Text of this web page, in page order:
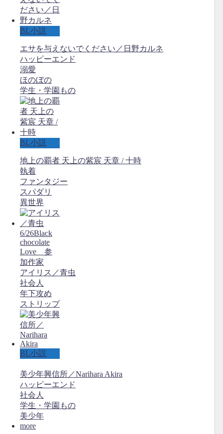
BL小説
エサを与えないでください／日野カルネ
ハッピーエンド
溺愛
ほのぼの
学生・学園もの
BL小説
地上の覇者 天上の紫宸 天章 / 十時
執着
ファンタジー
スパダリ
異世界
6/26Black
chocolate
Love 参
加作家
アイリス／青虫
社会人
年下攻め
ストリップ
BL小説
美少年興信所／Narihara Akira
ハッピーエンド
社会人
学生・学園もの
美少年
more